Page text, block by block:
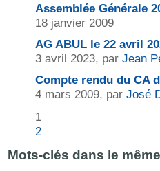
Assemblée Générale
18 janvier 2009
AG ABUL le 22 avril
3 avril 2023, par Jean
Compte rendu du CA
4 mars 2009, par José
1
2
Mots-clés dans le